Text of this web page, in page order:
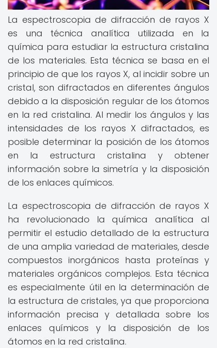
La espectroscopia de difracción de rayos X
es una técnica analítica utilizada en la
química para estudiar la estructura cristalina
de los materiales. Esta técnica se basa en el
principio de que los rayos X, al incidir sobre un
cristal, son difractados en diferentes ángulos
debido a la disposición regular de los átomos
en la red cristalina. Al medir los ángulos y las
intensidades de los rayos X difractados, es
posible determinar la posición de los átomos
en la estructura cristalina y obtener
información sobre la simetría y la disposición
de los enlaces químicos.
La espectroscopia de difracción de rayos X
ha revolucionado la química analítica al
permitir el estudio detallado de la estructura
de una amplia variedad de materiales, desde
compuestos inorgánicos hasta proteínas y
materiales orgánicos complejos. Esta técnica
es especialmente útil en la determinación de
la estructura de cristales, ya que proporciona
información precisa y detallada sobre los
enlaces químicos y la disposición de los
átomos en la red cristalina.